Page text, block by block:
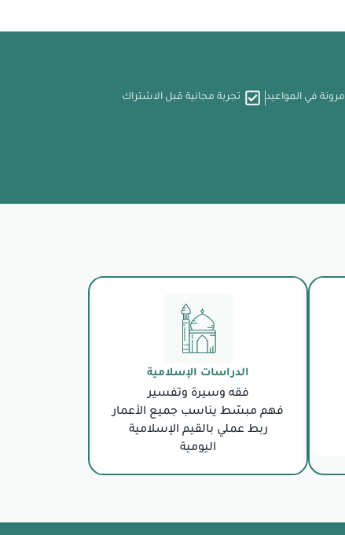
مرونة في المواعيد تجربة مجانية قبل الاشتراك
الدراسات الإسلامية
فقه وسيرة وتفسير
فهم مبسّط يناسب جميع الأعمار
ربط عملي بالقيم الإسلامية
اليومية